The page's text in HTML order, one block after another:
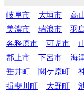
岐阜市 大垣市 高
美濃市
瑞浪市 羽
各務原市
可児市
郡上市
下呂市 海
垂井町
関ケ原町
揖斐川町
大野町